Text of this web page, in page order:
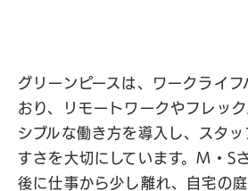
グリーンピースは、ワークライフ
おり、リモートワークやフレッ
シブルな働き方を導入し、スタ
すさを大切にしています。M・S
後に仕事から少し離れ、自宅の